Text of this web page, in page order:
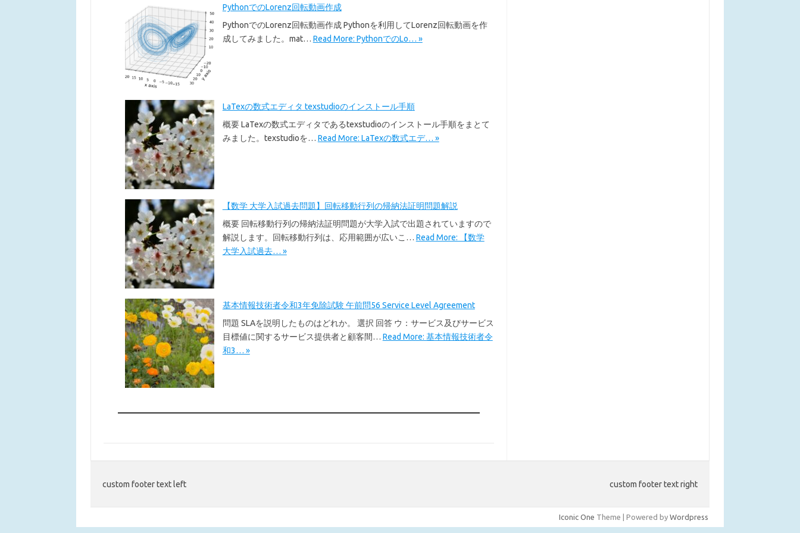
PythonでのLorenz回転動画作成
PythonでのLorenz回転動画作成 Pythonを利用してLorenz回転動画を作
成してみました。mat… Read More: PythonでのLo… »
LaTexの数式エディタ texstudioのインストール手順
概要 LaTexの数式エディタであるtexstudioのインストール手順をまとて
みました。texstudioを… Read More: LaTexの数式エデ… »
【数学 大学入試過去問題】回転移動行列の帰納法証明問題解説
概要 回転移動行列の帰納法証明問題が大学入試で出題されていますので
解説します。回転移動行列は、応用範囲が広いこ… Read More: 【数学
大学入試過去… »
基本情報技術者令和3年免除試験 午前問56 Service Level Agreement
問題 SLAを説明したものはどれか。 選択 回答 ウ：サービス及びサービス
目標値に関するサービス提供者と顧客間… Read More: 基本情報技術者令
和3… »
custom footer text left custom footer text right
Iconic One Theme | Powered by Wordpress